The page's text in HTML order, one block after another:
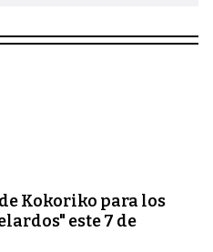
Kokoriko para los
este 7 de